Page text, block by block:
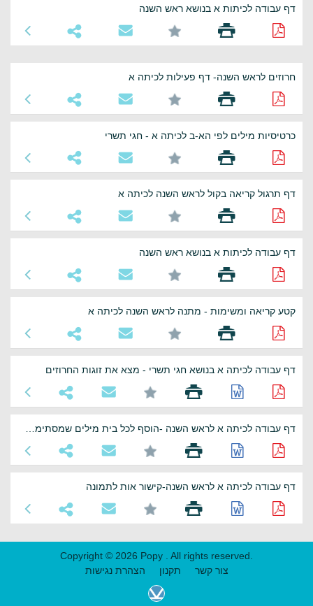
דף עבודה לכיתות א בנושא ראש השנה
חרוזים לראש השנה- דף פעילות לכיתה א
כרטיסיות מילים לפי הא-ב לכיתה א - חגי תשרי
דף תרגול קריאה בקול לראש השנה לכיתה א
דף עבודה לכיתות א בנושא ראש השנה
קטע קריאה ומשימות - מתנה לראש השנה לכיתה א
דף עבודה לכיתה א בנושא חגי תשרי - מצא את זוגות החרוזים
דף עבודה לכיתה א לראש השנה-קישור אות לתמונה
Copyright © 2026 Popy . All rights reserved.
צור קשר
תקנון הצהרת נגישות